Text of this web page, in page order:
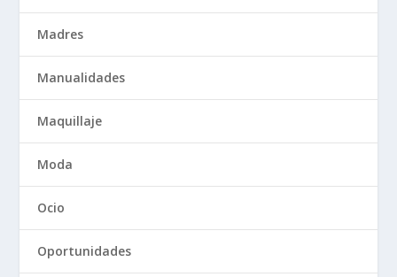
Madres
Manualidades
Maquillaje
Moda
Ocio
Oportunidades